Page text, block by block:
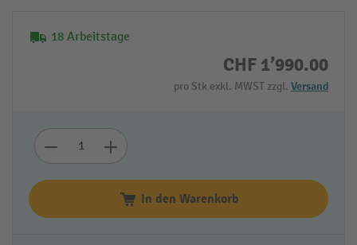
18 Arbeitstage
CHF 1’990.00
pro Stk exkl. MWST zzgl. Versand
In den Warenkorb